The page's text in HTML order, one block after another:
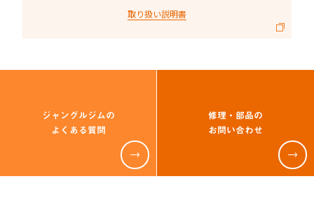
取り扱い説明書
ジャングルジムの
よくある質問
修理・部品の
お問い合わせ